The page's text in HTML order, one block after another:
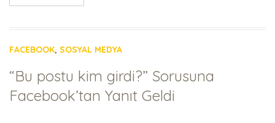
FACEBOOK, SOSYAL MEDYA
“Bu postu kim girdi?” Sorusuna
Facebook’tan Yanıt Geldi